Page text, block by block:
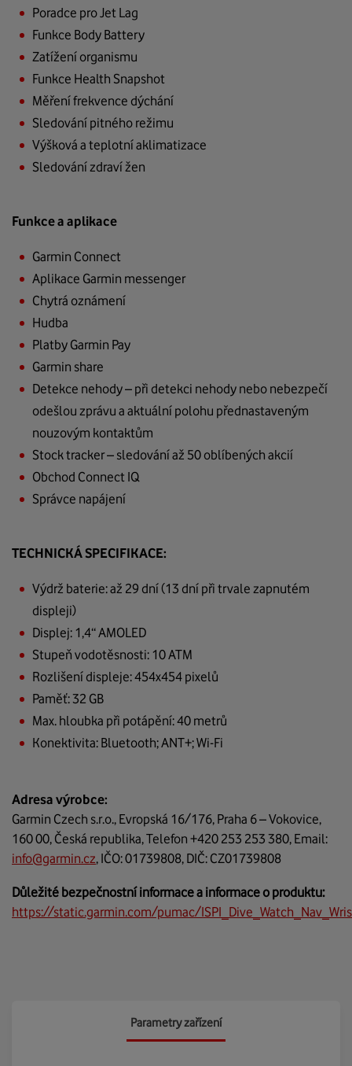
Poradce pro Jet Lag
Funkce Body Battery
Zatížení organismu
Funkce Health Snapshot
Měření frekvence dýchání
Sledování pitného režimu
Výšková a teplotní aklimatizace
Sledování zdraví žen
Funkce a aplikace
Garmin Connect
Aplikace Garmin messenger
Chytrá oznámení
Hudba
Platby Garmin Pay
Garmin share
Detekce nehody – při detekci nehody nebo nebezpečí
odešlou zprávu a aktuální polohu přednastaveným
nouzovým kontaktům
Stock tracker – sledování až 50 oblíbených akcií
Obchod Connect IQ
Správce napájení
TECHNICKÁ SPECIFIKACE:
Výdrž baterie: až 29 dní (13 dní při trvale zapnutém
displeji)
Displej: 1,4“ AMOLED
Stupeň vodotěsnosti: 10 ATM
Rozlišení displeje: 454x454 pixelů
Paměť: 32 GB
Max. hloubka při potápění: 40 metrů
Konektivita: Bluetooth; ANT+; Wi-Fi
Adresa výrobce:
Garmin Czech s.r.o., Evropská 16/176, Praha 6 – Vokovice,
160 00, Česká republika, Telefon +420 253 253 380, Email:
info@garmin.cz, IČO: 01739808, DIČ: CZ01739808
Důležité bezpečnostní informace a informace o produktu:
https://static.garmin.com/pumac/
Parametry zařízení